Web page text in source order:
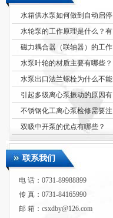
水箱供水泵如何做到自动启停
水轮泵的工作原理是什么？有
磁力耦合器（联轴器）的工作
水泵叶轮的材质主要有哪些？
水泵出口法兰螺栓为什么不能
引起多级离心泵振动的原因有
不锈钢化工离心泵检修需要注
双吸中开泵的优点有哪些？
联系我们
电 话：0731-89988899
传 真：0731-84165990
邮 箱：csxdby@126.com